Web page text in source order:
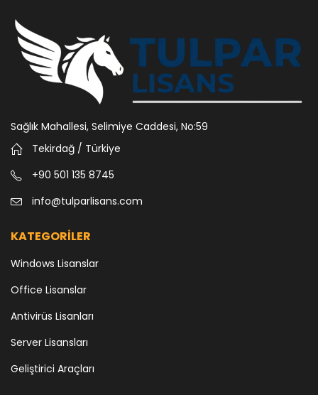
Sağlık Mahallesi, Selimiye Caddesi, No:59
Tekirdağ / Türkiye
+90 501 135 8745
info@tulparlisans.com
KATEGORİLER
Windows Lisanslar
Office Lisanslar
Antivirüs Lisanları
Server Lisansları
Geliştirici Araçları